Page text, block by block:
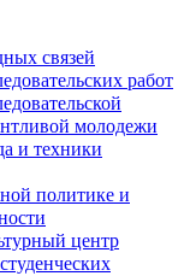
связей
работ
молодежи
и техники
политике и
центр